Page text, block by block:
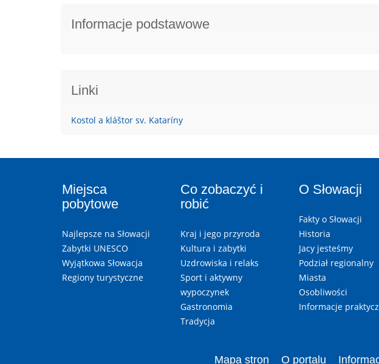
Informacje podstawowe
Linki
Kostol a kláštor sv. Kataríny
Miejsca
pobytowe
Najlepsze na Słowacji
Zabytki UNESCO
Wyjątkowa Słowacja
Regiony turystyczne
Co zobaczyć i
robić
Kraj i jego przyroda
Kultura i zabytki
Uzdrowiska i relaks
Sport i aktywny
wypoczynek
Gastronomia
Tradycja
O Słowacji
Fakty o Słowacji
Historia
Jacy jesteśmy
Podział regionalny
Miasta
Osobliwości
Informacje
Mapa stron O portalu